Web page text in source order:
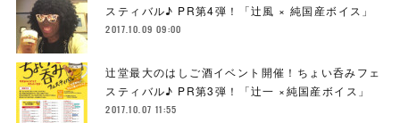
スティバル♪ PR第4弾！「辻風 × 純国産ボイス」
2017.10.09 09:00
辻堂最大のはしご酒イベント開催！ちょい呑みフェ
スティバル♪ PR第3弾！「辻一 ×純国産ボイス」
2017.10.07 11:55